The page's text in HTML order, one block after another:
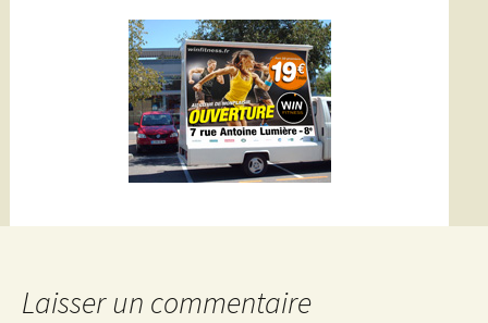
Laisser un commentaire